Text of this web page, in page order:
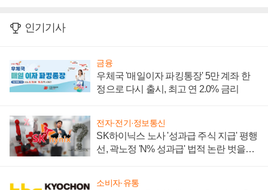
인기기사
금융
우체국 '매일이자 파킹통장' 5만 계좌 한
정으로 다시 출시, 최고 연 2.0% 금리
전자·전기·정보통신
SK하이닉스 노사 '성과급 주식 지급' 평행
선, 곽노정 'N% 성과급' 법적 논란 벗을지
소비자·유통